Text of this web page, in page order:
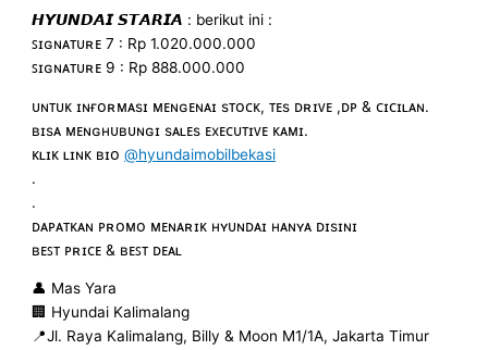
𝙃𝙔𝙐𝙉𝘿𝘼𝙄 𝙎𝙏𝘼𝙍𝙄𝘼 : berikut ini :
ꜱɪɢɴᴀᴛᴜʀᴇ 7 : Rp 1.020.000.000
ꜱɪɢɴᴀᴛᴜʀᴇ 9 : Rp 888.000.000
ᴜɴᴛᴜᴋ ɪɴғᴏʀᴍᴀsɪ ᴍᴇɴɢᴇɴᴀɪ sᴛᴏᴄᴋ, ᴛᴇs ᴅʀɪᴠᴇ ,ᴅᴘ & ᴄɪᴄɪʟᴀɴ.
ʙɪsᴀ ᴍᴇɴɢʜᴜʙᴜɴɢɪ sᴀʟᴇs ᴇxᴇᴄᴜᴛɪᴠᴇ ᴋᴀᴍɪ.
ᴋʟɪᴋ ʟɪɴᴋ ʙɪᴏ@hyundaimobilbekasi
.
.
ᴅᴀᴘᴀᴛᴋᴀɴ ᴘʀᴏᴍᴏ ᴍᴇɴᴀʀɪᴋ ʜʏᴜɴᴅᴀɪ ʜᴀɴʏᴀ ᴅɪsɪɴɪ
ʙᴇꜱᴛ ᴘʀɪᴄᴇ & ʙᴇꜱᴛ ᴅᴇᴀʟ
👤 Mas Yara
🏢 Hyundai Kalimalang
📍Jl. Raya Kalimalang, Billy & Moon M1/1A, Jakarta Timur